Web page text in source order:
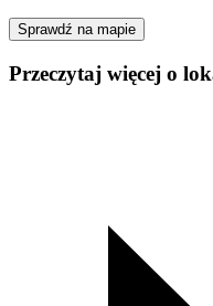
Sprawdź na mapie
Przeczytaj więcej o